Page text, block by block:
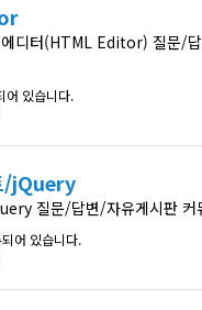
디터(HTML Editor) 질문/
어 있습니다.
/jQuery
질문/답변/자유게시판 커
어 있습니다.